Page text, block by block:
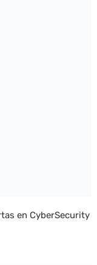
en CyberSecurity